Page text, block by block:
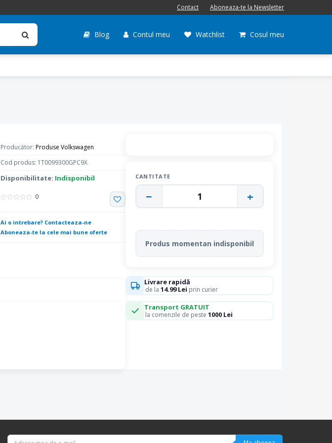
Contact Aboneaza-te la Newsletter
Blog Contul meu Watchlist Cosul meu
Producător: Produse Volkswagen
Cod produs: 1T0099300GPC9X
Disponibilitate: Indisponibil
0
Ai o intrebare? Contacteaza-ne
Aboneaza-te la cele mai bune oferte
CANTITATE
− 1 +
Produs momentan indisponibil
Livrare rapidă
de la 14.99 Lei prin curier
Transport GRATUIT
la comenzile de peste 1000 Lei